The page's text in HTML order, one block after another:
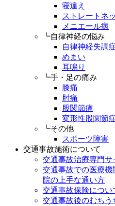
寝違え
ストレートネ
メニエール病
┗自律神経の悩み
自律神経失調
めまい
耳鳴り
┗手・足の痛み
膝痛
肘痛
股関節痛
変形性股関節
┗その他
スポーツ障害
交通事故施術について
交通事故治療専門サ
交通事故での医療
院の上手な通い方
交通事故保険につい
交通事故後のむちう